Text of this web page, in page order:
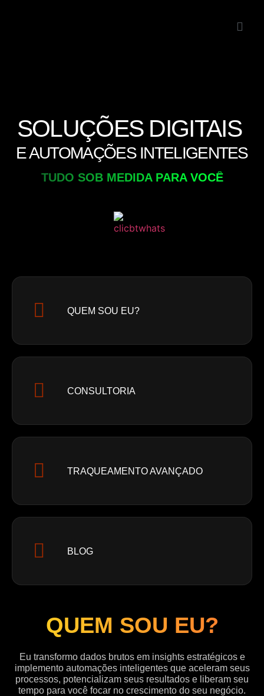
SOLUÇÕES DIGITAIS
E AUTOMAÇÕES INTELIGENTES
TUDO SOB MEDIDA PARA VOCÊ
QUEM SOU EU?
CONSULTORIA
TRAQUEAMENTO AVANÇADO
BLOG
QUEM SOU EU?
Eu transformo dados brutos em insights estratégicos e
implemento automações inteligentes que aceleram seus
processos, potencializam seus resultados e liberam seu
tempo para você focar no crescimento do seu negócio.